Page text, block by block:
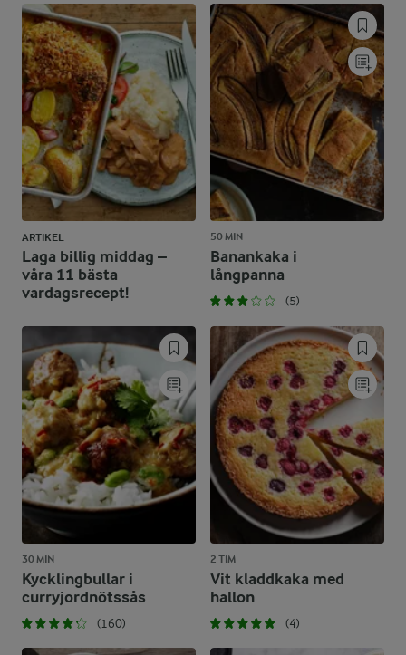
ARTIKEL
Laga billig middag –
våra 11 bästa
vardagsrecept!
50 MIN
Banankaka i
långpanna
(5)
30 MIN
Kycklingbullar i
curryjordnötssås
(160)
2 TIM
Vit kladdkaka med
hallon
(4)